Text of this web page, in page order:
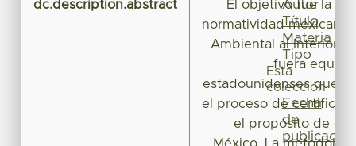
dc.description.abstract
El objetivo fue la
normatividad mexicana
Ambiental al Interior
fuera
estadounidenses que
el proceso de
el propósito de
Autor
Título
Materia
Tipo
Esta
colección
Fecha
de
publicación